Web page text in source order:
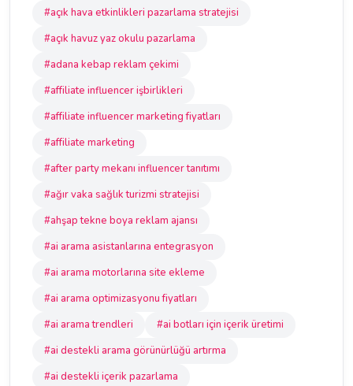
#açık hava etkinlikleri pazarlama stratejisi
#açık havuz yaz okulu pazarlama
#adana kebap reklam çekimi
#affiliate influencer işbirlikleri
#affiliate influencer marketing fiyatları
#affiliate marketing
#after party mekanı influencer tanıtımı
#ağır vaka sağlık turizmi stratejisi
#ahşap tekne boya reklam ajansı
#ai arama asistanlarına entegrasyon
#ai arama motorlarına site ekleme
#ai arama optimizasyonu fiyatları
#ai arama trendleri
#ai botları için içerik üretimi
#ai destekli arama görünürlüğü artırma
#ai destekli içerik pazarlama